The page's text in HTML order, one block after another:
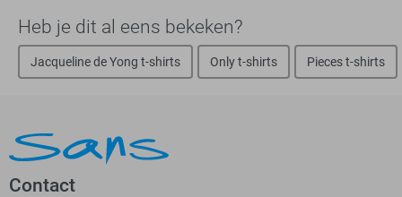
Heb je dit al eens bekeken?
Jacqueline de Yong t-shirts Only t-shirts Pieces t-shirts
Contact